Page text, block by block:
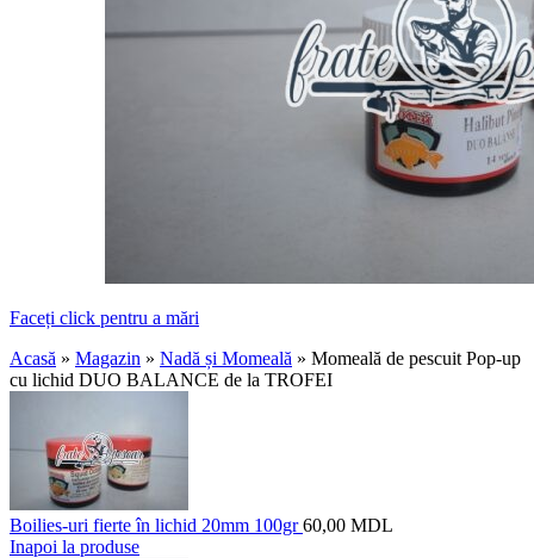
Faceți click pentru a mări
Acasă » Magazin » Nadă și Momeală » Momeală de pescuit Pop-up
cu lichid DUO BALANCE de la TROFEI
Boilies-uri fierte în lichid 20mm 100gr60,00 MDL
Inapoi la produse